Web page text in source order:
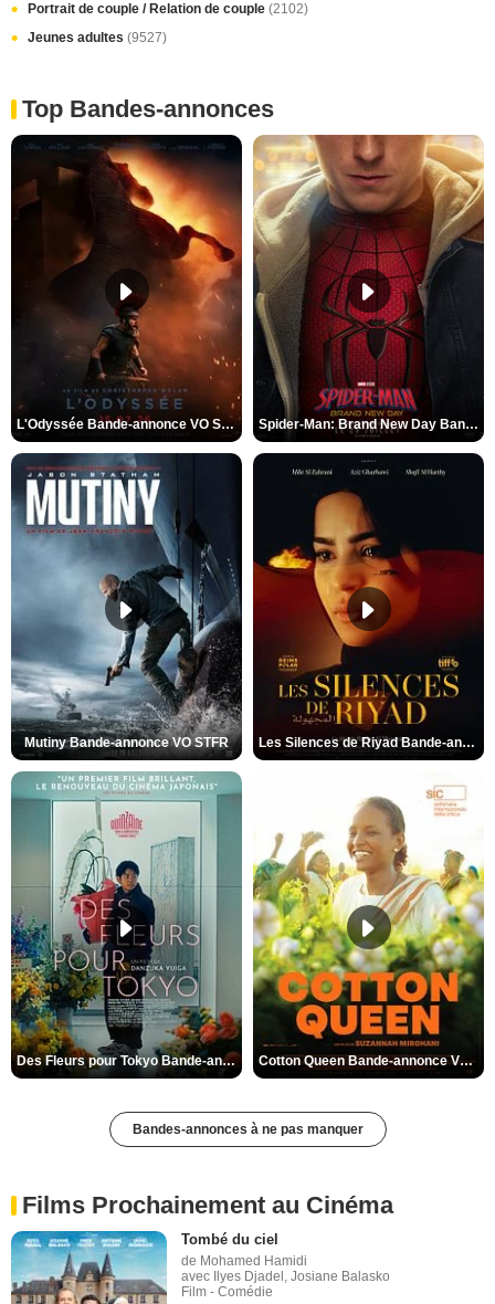
Portrait de couple / Relation de couple (2102)
Jeunes adultes (9527)
Top Bandes-annonces
L'Odyssée Bande-annonce VO STFR Spider-Man: Brand New Day Bande-annonce VO STFR
Mutiny Bande-annonce VO STFR Les Silences de Riyad Bande-annonce VO STFR
Des Fleurs pour Tokyo Bande-annonce VO STFR Cotton Queen Bande-annonce VO STFR
Bandes-annonces à ne pas manquer
Films Prochainement au Cinéma
Tombé du ciel
de Mohamed Hamidi
avec Ilyes Djadel, Josiane Balasko
Film - Comédie